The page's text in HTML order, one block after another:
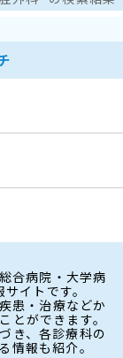
合病院・大学病
イトです。
患・治療などか
とができます。
き、各診療科の
情報も紹介。